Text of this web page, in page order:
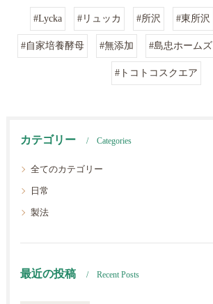
#Lycka #リュッカ #所沢 #東所沢
#自家培養酵母 #無添加 #島忠ホームズ
#トコトコスクエア
カテゴリー Categories
全てのカテゴリー
日常
製法
最近の投稿 Recent Posts